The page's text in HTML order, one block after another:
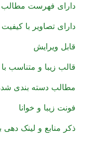
دارای فهرست مطالب
دارای تصاویر با
قابل ویرایش
قالب زیبا و متناسب
مطالب دسته بندی
فونت زیبا و خوانا
ذکر منابع و لینک دهی